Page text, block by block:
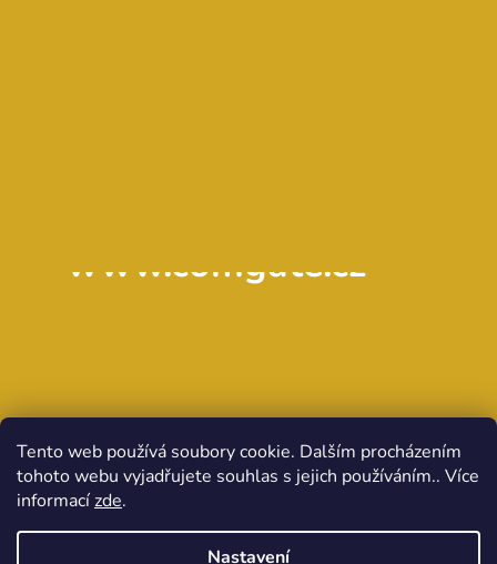
Tento web používá soubory cookie. Dalším procházením
tohoto webu vyjadřujete souhlas s jejich používáním.. Více
informacízde.
Nastavení
www.comgate.cz